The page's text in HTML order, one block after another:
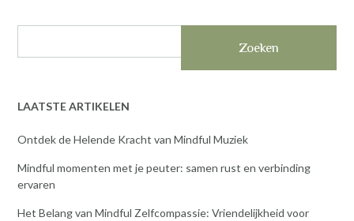
Zoeken
LAATSTE ARTIKELEN
Ontdek de Helende Kracht van Mindful Muziek
Mindful momenten met je peuter: samen rust en verbinding
ervaren
Het Belang van Mindful Zelfcompassie: Vriendelijkheid voor